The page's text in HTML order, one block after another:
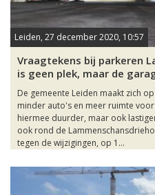
Leiden, 27 december 2020, 10:57
Vraagtekens bij parkeren
is geen plek, maar de
De gemeente Leiden maakt zich
minder auto's en meer ruimte
hiermee duurder, maar ook
ook rond de
tegen de wijzigingen, op 1...